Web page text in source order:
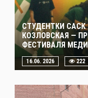
СТУДЕНТКИ
КОЗЛОВСКАЯ —
ФЕСТИВАЛЯ
16.06. 2026 222